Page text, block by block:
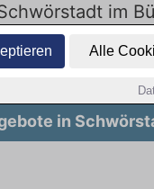
Alle
im
in